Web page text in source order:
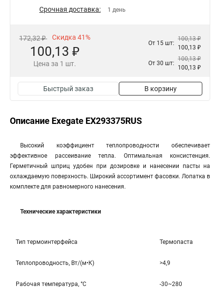
Срочная доставка: 1 день
172,32 ₽ Скидка 41%
100,13 ₽
Цена за 1 шт.
От 15 шт:
100,13 ₽
100,13 ₽
От 30 шт:
100,13 ₽
100,13 ₽
Быстрый заказ В корзину
Описание Exegate EX293375RUS
Высокий коэффициент теплопроводности обеспечивает
эффективное рассеивание тепла. Оптимальная консистенция.
Герметичный шприц удобен при дозировке и нанесении пасты на
охлаждаемую поверхность. Широкий ассортимент фасовки. Лопатка в
комплекте для равномерного нанесения.
Технические характеристики
Тип термоинтерфейса Термопаста
Теплопроводность, Вт/(м•К) >4,9
Рабочая температура, °C -30~280